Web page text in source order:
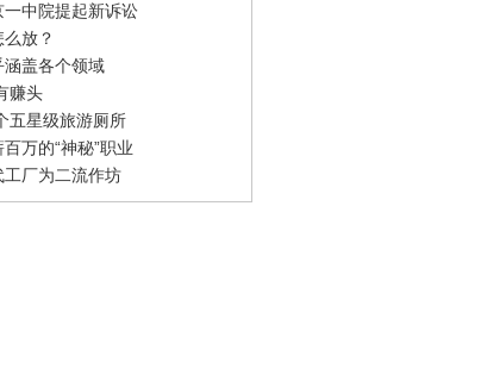
中院提起新诉讼
放？
盖各个领域
赚头
五星级旅游厕所
万的“神秘”职业
厂为二流作坊